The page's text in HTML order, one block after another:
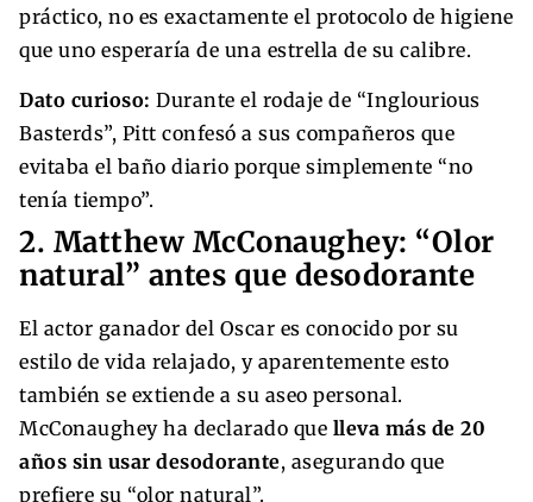
práctico, no es exactamente el protocolo de higiene
que uno esperaría de una estrella de su calibre.
Dato curioso: Durante el rodaje de “Inglourious
Basterds”, Pitt confesó a sus compañeros que
evitaba el baño diario porque simplemente “no
tenía tiempo”.
2. Matthew McConaughey: “Olor
natural” antes que desodorante
El actor ganador del Oscar es conocido por su
estilo de vida relajado, y aparentemente esto
también se extiende a su aseo personal.
McConaughey ha declarado que lleva más de 20
años sin usar desodorante, asegurando que
prefiere su “olor natural”.